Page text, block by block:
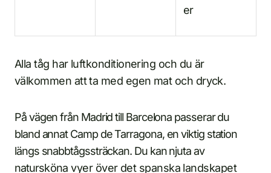
er
Alla tåg har luftkonditionering och du är
välkommen att ta med egen mat och dryck.
På vägen från Madrid till Barcelona passerar du
bland annat Camp de Tarragona, en viktig station
längs snabbtågssträckan. Du kan njuta av
natursköna vyer över det spanska landskapet